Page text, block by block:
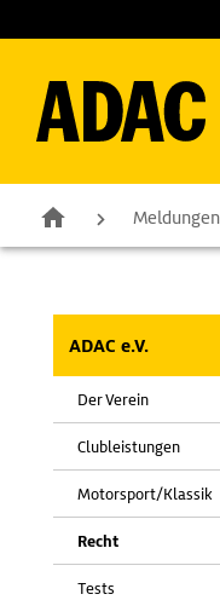
Meldungen
ADAC e.V.
Der Verein
Clubleistungen
Motorsport/Klassik
Recht
Tests